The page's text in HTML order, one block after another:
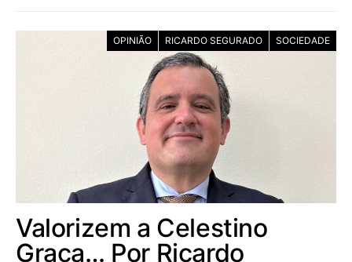
OPINIÃO RICARDO SEGURADO SOCIEDADE
Valorizem a Celestino
Graça… Por Ricardo